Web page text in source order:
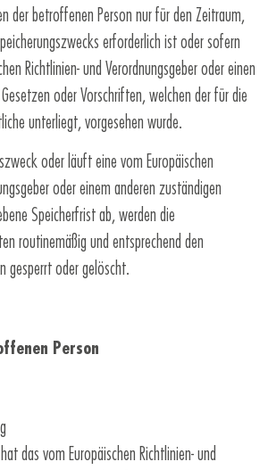
der betroffenen Person nur für den Zeitraum,
erforderlich ist oder sofern
Richtlinien- und Verordnungsgeber oder einen
oder Vorschriften, welchen der für die
unterliegt, vorgesehen wurde.
oder läuft eine vom Europäischen
oder einem anderen zuständigen
Speicherfrist ab, werden die
routinemäßig und entsprechend den
gesperrt oder gelöscht.
Person
das vom Europäischen Richtlinien- und